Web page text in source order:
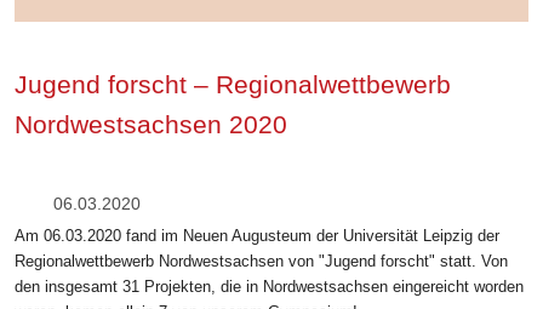
Jugend forscht – Regionalwettbewerb
Nordwestsachsen 2020
06.03.2020
Am 06.03.2020 fand im Neuen Augusteum der Universität Leipzig der
Regionalwettbewerb Nordwestsachsen von "Jugend forscht" statt. Von
den insgesamt 31 Projekten, die in Nordwestsachsen eingereicht worden